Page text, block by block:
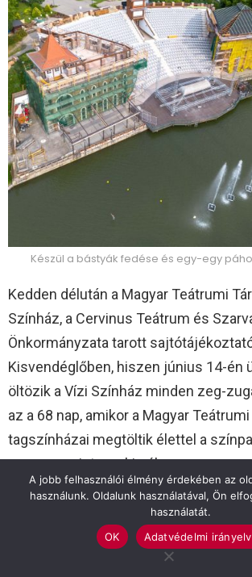
Készül a bástyák fedése és egy-egy
Kedden délután a Magyar Teátrumi
Színház, a Cervinus Teátrum és
Önkormányzata tarott
Kisvendéglőben, hiszen június 14-én
öltözik a Vízi Színház minden zeg-
az a 68 nap, amikor a Magyar
tagszínházai megtöltik élettel a
napon –, mint egy kis ékszer a
napon keresztül a CERVINUS
programokkal a színpadot és várja a
ezután ismét a MTT vegye vissza
A jobb felhasználói élmény érdekében az
használunk. Oldalunk használatával, Ön
használatát.
OK
Adatvédelmi